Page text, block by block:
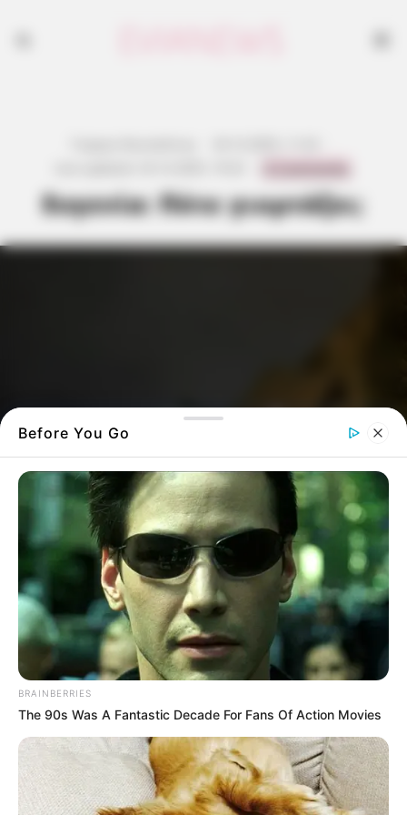
Ευγενία: Πότε γιορτάζει;
Η Ευγενία είναι ένα πολύ όμορφο όνομα
και πολλοί από εσάς αναρωτιέστε πότε
έχει γιορτή – Χριστιανή έγινε μετά από
ανάγνωση των επιστολών τού αποστόλου
Παύλου – Η απίστευτη ιστορία της Αγίας
Η Ευγενία είναι ένα πολύ όμορφο όνομα και
πολλοί από εσάς αναρωτιέστε πότε έχει
γιορτή.
Before You Go
BRAINBERRIES
The 90s Was A Fantastic Decade For Fans Of Action Movies